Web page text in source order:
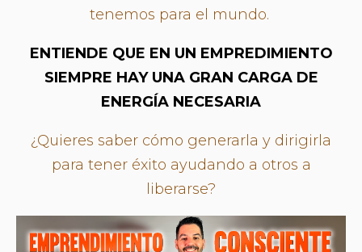
tenemos para el mundo.
ENTIENDE QUE EN UN EMPREDIMIENTO
SIEMPRE HAY UNA GRAN CARGA DE
ENERGÍA NECESARIA
¿Quieres saber cómo generarla y dirigirla
para tener éxito ayudando a otros a
liberarse?